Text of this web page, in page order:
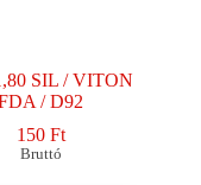
SIL / VITON
/ D92
150 Ft
Bruttó